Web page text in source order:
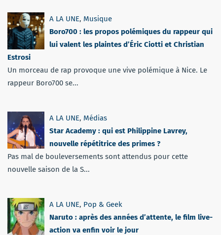
A LA UNE, Musique
Boro700 : les propos polémiques du rappeur qui
lui valent les plaintes d’Éric Ciotti et Christian
Estrosi
Un morceau de rap provoque une vive polémique à Nice. Le
rappeur Boro700 se...
A LA UNE, Médias
Star Academy : qui est Philippine Lavrey,
nouvelle répétitrice des primes ?
Pas mal de bouleversements sont attendus pour cette
nouvelle saison de la S...
A LA UNE, Pop & Geek
Naruto : après des années d’attente, le film live-
action va enfin voir le jour